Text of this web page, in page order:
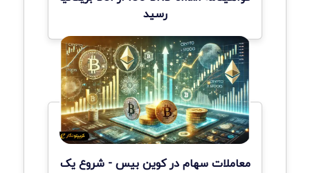
رسید
معاملات سهام در کوین بیس - شروع یک